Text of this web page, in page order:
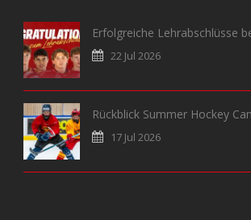
Erfolgreiche Lehrabschlüsse
22 Jul 2026
Rückblick Summer Hockey
17 Jul 2026